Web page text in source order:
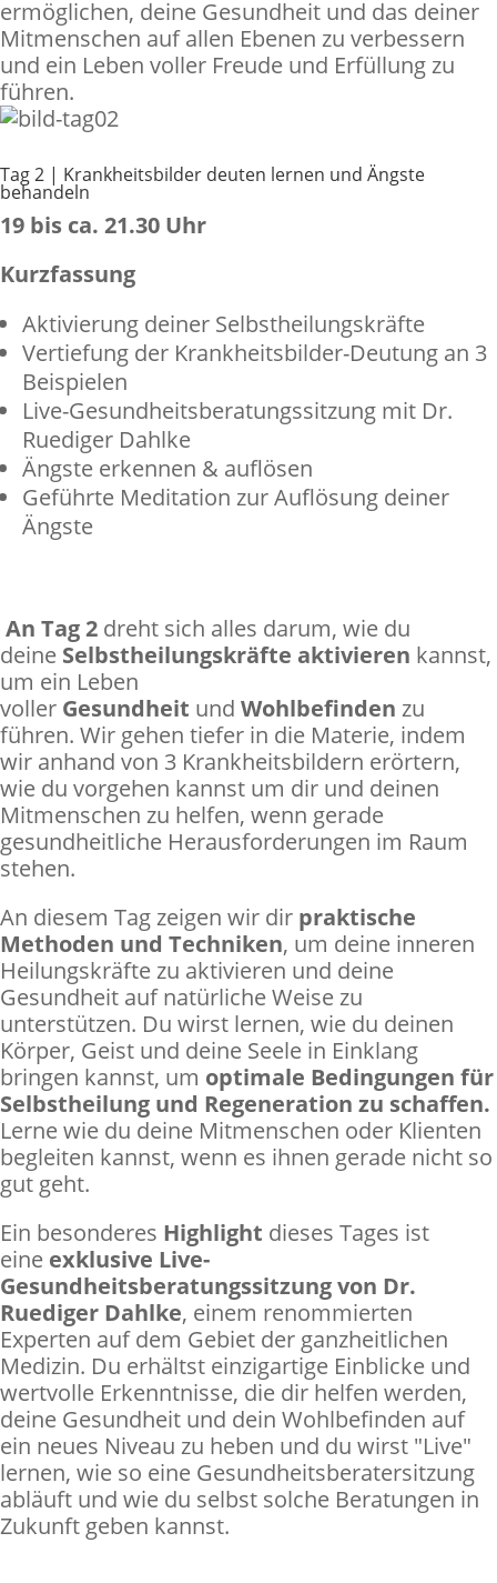
ermöglichen, deine Gesundheit und das deiner
Mitmenschen auf allen Ebenen zu verbessern
und ein Leben voller Freude und Erfüllung zu
führen.
Tag 2 | Krankheitsbilder deuten lernen und Ängste
behandeln
19 bis ca. 21.30 Uhr
Kurzfassung
Aktivierung deiner Selbstheilungskräfte
Vertiefung der Krankheitsbilder-Deutung an 3
Beispielen
Live-Gesundheitsberatungssitzung mit Dr.
Ruediger Dahlke
Ängste erkennen & auflösen
Geführte Meditation zur Auflösung deiner
Ängste
An Tag 2 dreht sich alles darum, wie du
deine Selbstheilungskräfte aktivieren kannst,
um ein Leben
voller Gesundheit und Wohlbefinden zu
führen. Wir gehen tiefer in die Materie, indem
wir anhand von 3 Krankheitsbildern erörtern,
wie du vorgehen kannst um dir und deinen
Mitmenschen zu helfen, wenn gerade
gesundheitliche Herausforderungen im Raum
stehen.
An diesem Tag zeigen wir dir praktische
Methoden und Techniken, um deine inneren
Heilungskräfte zu aktivieren und deine
Gesundheit auf natürliche Weise zu
unterstützen. Du wirst lernen, wie du deinen
Körper, Geist und deine Seele in Einklang
bringen kannst, um optimale Bedingungen für
Selbstheilung und Regeneration zu schaffen.
Lerne wie du deine Mitmenschen oder Klienten
begleiten kannst, wenn es ihnen gerade nicht so
gut geht.
Ein besonderes Highlight dieses Tages ist
eine exklusive Live-
Gesundheitsberatungssitzung von Dr.
Ruediger Dahlke, einem renommierten
Experten auf dem Gebiet der ganzheitlichen
Medizin. Du erhältst einzigartige Einblicke und
wertvolle Erkenntnisse, die dir helfen werden,
deine Gesundheit und dein Wohlbefinden auf
ein neues Niveau zu heben und du wirst "Live"
lernen, wie so eine Gesundheitsberatersitzung
abläuft und wie du selbst solche Beratungen in
Zukunft geben kannst.